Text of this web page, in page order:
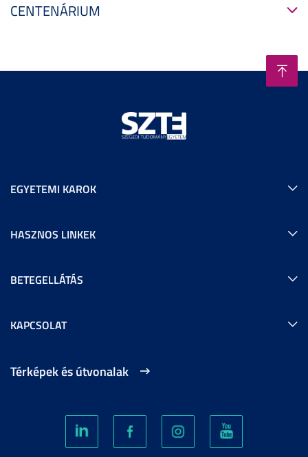
CENTENÁRIUM
EGYETEMI KAROK
HASZNOS LINKEK
BETEGELLÁTÁS
KAPCSOLAT
Térképek és útvonalak